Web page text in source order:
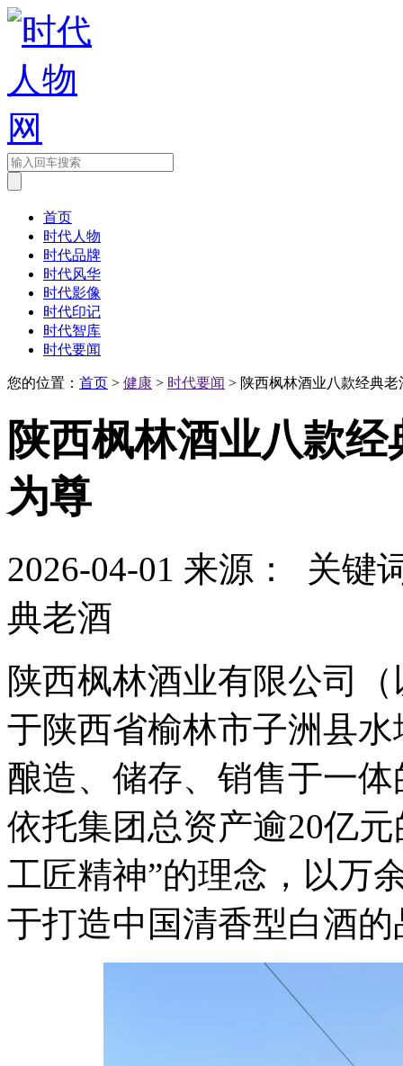
首页
时代人物
时代品牌
时代风华
时代影像
时代印记
时代智库
时代要闻
您的位置： 首页 > 健康 > 时代要闻 > 陕西枫林酒业八款经典
陕西枫林酒业八款
为尊
2026-04-01 来源：
关键
典老酒
陕西枫林酒业有限公司
于陕西省榆林市子洲县
酿造、储存、销售于一
依托集团总资产逾20亿
工匠精神”的理念，以万
于打造中国清香型白酒